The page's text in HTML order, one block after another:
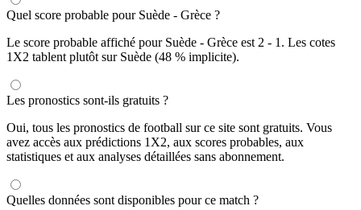
Quel score probable pour Suède - Grèce ?
Le score probable affiché pour Suède - Grèce est 2 - 1. Les cotes
1X2 tablent plutôt sur Suède (48 % implicite).
Les pronostics sont-ils gratuits ?
Oui, tous les pronostics de football sur ce site sont gratuits. Vous
avez accès aux prédictions 1X2, aux scores probables, aux
statistiques et aux analyses détaillées sans abonnement.
Quelles données sont disponibles pour ce match ?